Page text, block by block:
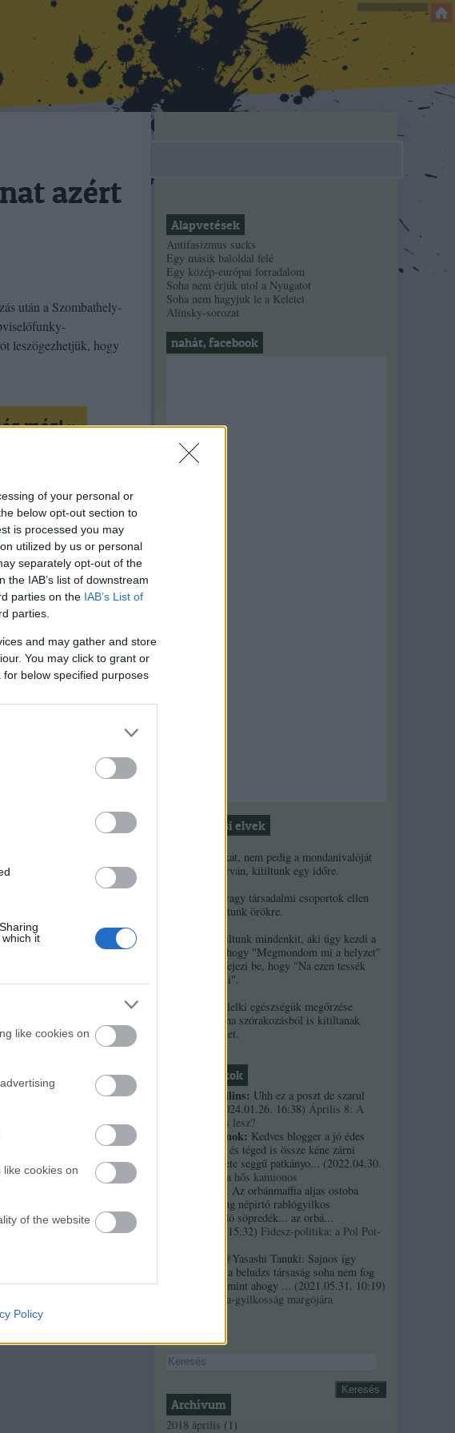
of your personal or
below opt-out section to
is processed you may
utilized by us or personal
separately opt-out of the
IAB’s list of downstream
parties on the IAB’s List of
parties.
and may gather and store
You may click to grant or
below specified purposes
it
like cookies on
cookies on
of the website
protection.
Policy
azért
után a Szombathely-
leszögezhetjük, hogy
még! »
Alapvetések
Antifasizmus sucks
Egy másik baloldal felé
Egy közép-európai forradalom
Soha nem érjük utol a Nyugatot
Soha nem hagyjuk le a Keletet
Alinsky-sorozat
nahát, facebook
Moderálási elvek
1. Ha a másikat, nem pedig a mondanivalóját
minősíted durván, kitiltunk egy időre.
2. Ha népek vagy társadalmi csoportok ellen
uszítasz, kitiltunk örökre.
3. Örökre kitiltunk mindenkit, aki úgy kezdi a
kommentjét, hogy "Megmondom mi a helyzet"
és/vagy úgy fejezi be, hogy "Na ezen tessék
elgondolkodni".
4. A szerzők lelki egészségük megőrzése
érdekében néha szórakozásból is kitiltanak
kommentelőket.
Friss topikok
necrophil collins: Uhh ez a poszt de szarul
2024.01.26. 16:38) Április 8: A
többség kevés lesz?
Custertábornok: Kedves blogger a jó édes
kurvaanyádat és téged is össze kéne zárni
ezekkel a fekete seggű patkányo... (2022.04.30.
Árpi, a hős kamionos
kiskutyauto: Az orbánmaffia aljas ostoba
arrogáns hazug népirtó rablógyilkos
országromboló söpredék... az orbá...
2021.10.19. 15:32) Fidesz-politika: a Pol Pot-
@Yasashi Tanuki: Sajnos így
valahogy. Ez a beludzs társaság soha nem fog
integrálódni, mint ahogy ... (2021.05.31. 10:19)
A Bándy Kata-gyilkosság margójára
Archívum
2018 április ( 1 )